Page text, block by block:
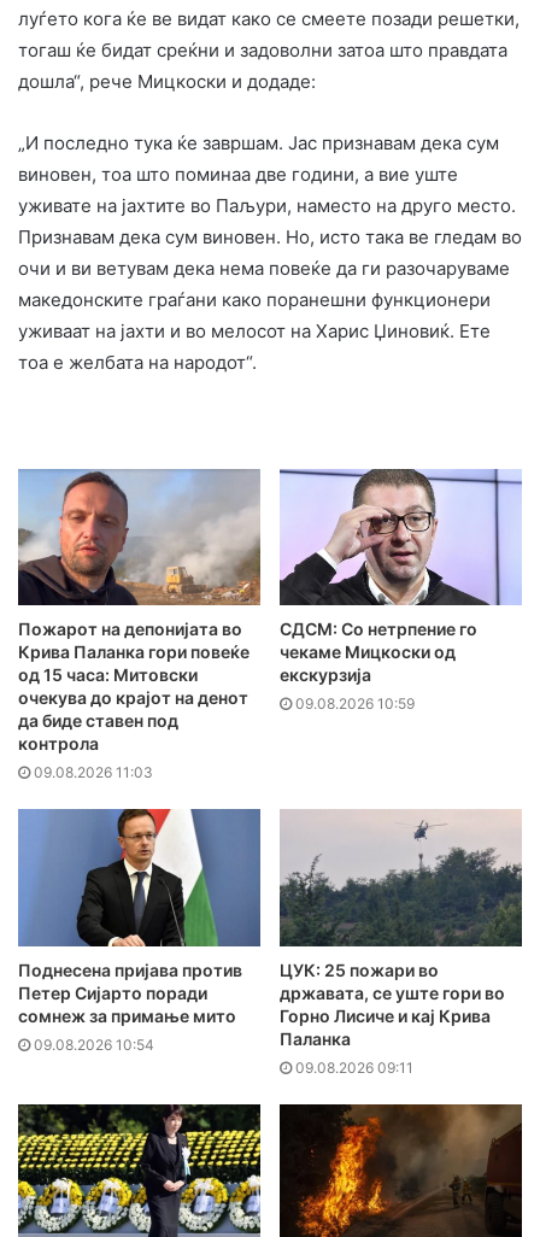
луѓето кога ќе ве видат како се смеете позади решетки,
тогаш ќе бидат среќни и задоволни затоа што правдата
дошла“, рече Мицкоски и додаде:
„И последно тука ќе завршам. Јас признавам дека сум
виновен, тоа што поминаа две години, а вие уште
уживате на јахтите во Паљури, наместо на друго место.
Признавам дека сум виновен. Но, исто така ве гледам во
очи и ви ветувам дека нема повеќе да ги разочаруваме
македонските граѓани како поранешни функционери
уживаат на јахти и во мелосот на Харис Џиновиќ. Ете
тоа е желбата на народот“.
Пожарот на депонијата во
Крива Паланка гори повеќе
од 15 часа: Митовски
очекува до крајот на денот
да биде ставен под
контрола
09.08.2026 11:03
СДСМ: Со нетрпение го
чекаме Мицкоски од
екскурзија
09.08.2026 10:59
Поднесена пријава против
Петер Сијарто поради
сомнеж за примање мито
09.08.2026 10:54
ЦУК: 25 пожари во
државата, се уште гори во
Горно Лисиче и кај Крива
Паланка
09.08.2026 09:11